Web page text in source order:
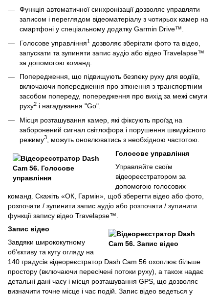
Функція автоматичної синхронізації дозволяє управляти
записом і переглядом відеоматеріалу з чотирьох камер на
смартфоні у спеціальному додатку Garmin Drive™.
Голосове управління1 дозволяє зберігати фото та відео,
запускати та зупиняти запис аудіо або відео Travelapse™
за допомогою команд.
Попередження, що підвищують безпеку руху для водіїв,
включаючи попередження про зіткнення з транспортним
засобом попереду, попередження про вихід за межі смуги
руху2 і нагадування "Go".
Місця розташування камер, які фіксують проїзд на
заборонений сигнал світлофора і порушення швидкісного
режиму3
, можуть оновлюватись з необхідною частотою.
Голосове управління
Управляйте своїм
відеореєстратором за
допомогою голосових
команд. Скажіть «ОК, Гармін», щоб зберегти відео або фото,
розпочати / зупинити запис аудіо або розпочати / зупинити
функції запису відео Travelapse™.
Запис відео
Завдяки ширококутному
об'єктиву та куту огляду на
140 градусів відеореєстратор Dash Cam 56 охоплює більше
простору (включаючи пересічені потоки руху), а також надає
детальні дані часу і місця розташування GPS, що дозволяє
визначити точне місце і час подій. Запис відео ведеться у